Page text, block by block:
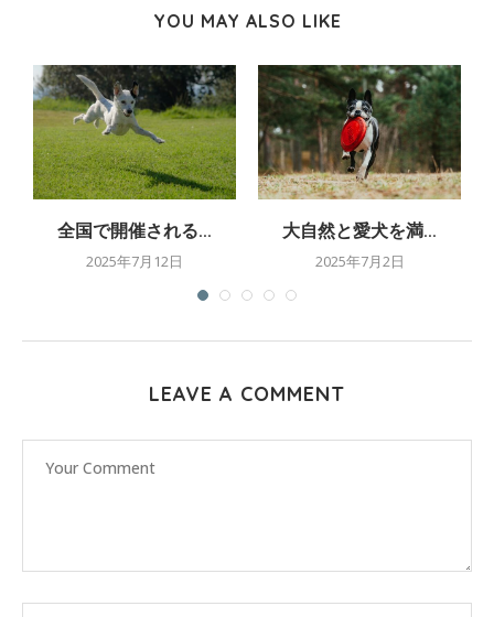
YOU MAY ALSO LIKE
全国で開催される...
2025年7月12日
大自然と愛犬を満...
2025年7月2日
LEAVE A COMMENT